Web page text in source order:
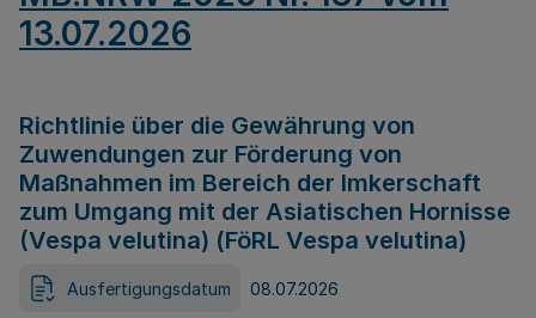
13.07.2026
Richtlinie über die Gewährung von
Zuwendungen zur Förderung von
Maßnahmen im Bereich der Imkerschaft
zum Umgang mit der Asiatischen Hornisse
(Vespa velutina) (FöRL Vespa velutina)
Ausfertigungsdatum 08.07.2026